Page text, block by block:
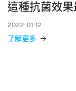
這種抗菌效果
2022-01-12
了解更多